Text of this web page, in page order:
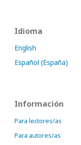
Idioma
English
Español (España)
Información
Para lectores/as
Para autores/as